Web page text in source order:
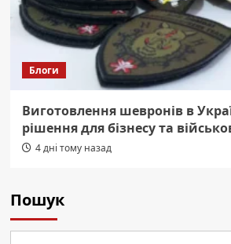
Блоги
Виготовлення шевронів в
рішення для бізнесу та
4 дні тому назад
Пошук